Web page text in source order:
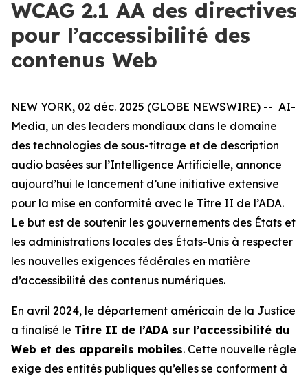
WCAG 2.1 AA des directives
pour l’accessibilité des
contenus Web
NEW YORK, 02 déc. 2025 (GLOBE NEWSWIRE) -- AI-
Media, un des leaders mondiaux dans le domaine
des technologies de sous-titrage et de description
audio basées sur l’Intelligence Artificielle, annonce
aujourd’hui le lancement d’une initiative extensive
pour la mise en conformité avec le Titre II de l’ADA.
Le but est de soutenir les gouvernements des États et
les administrations locales des États-Unis à respecter
les nouvelles exigences fédérales en matière
d’accessibilité des contenus numériques.
En avril 2024, le département américain de la Justice
a finalisé le Titre II de l’ADA sur l’accessibilité du
Web et des appareils mobiles. Cette nouvelle règle
exige des entités publiques qu’elles se conforment à